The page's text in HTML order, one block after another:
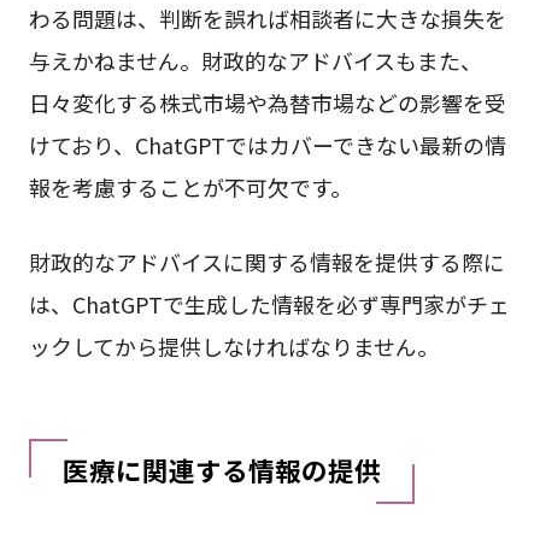
わる問題は、判断を誤れば相談者に大きな損失を
与えかねません。財政的なアドバイスもまた、
日々変化する株式市場や為替市場などの影響を受
けており、ChatGPTではカバーできない最新の情
報を考慮することが不可欠です。
財政的なアドバイスに関する情報を提供する際に
は、ChatGPTで生成した情報を必ず専門家がチェ
ックしてから提供しなければなりません。
医療に関連する情報の提供